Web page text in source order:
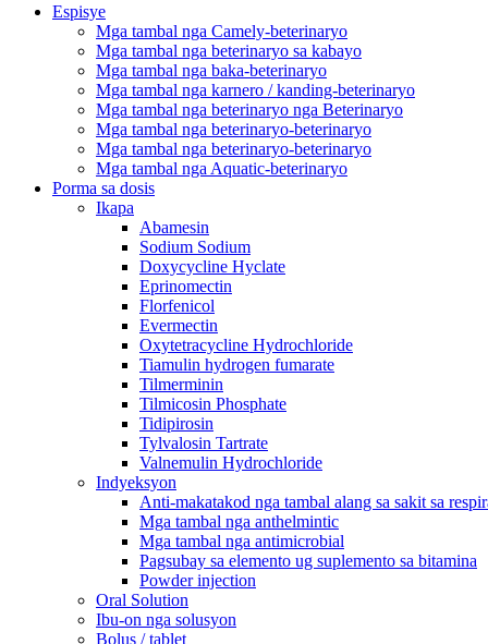
Espisye
Mga tambal nga Camely-beterinaryo
Mga tambal nga beterinaryo sa kabayo
Mga tambal nga baka-beterinaryo
Mga tambal nga karnero / kanding-beterinaryo
Mga tambal nga beterinaryo nga Beterinaryo
Mga tambal nga beterinaryo-beterinaryo
Mga tambal nga beterinaryo-beterinaryo
Mga tambal nga Aquatic-beterinaryo
Porma sa dosis
Ikapa
Abamesin
Sodium Sodium
Doxycycline Hyclate
Eprinomectin
Florfenicol
Evermectin
Oxytetracycline Hydrochloride
Tiamulin hydrogen fumarate
Tilmerminin
Tilmicosin Phosphate
Tidipirosin
Tylvalosin Tartrate
Valnemulin Hydrochloride
Indyeksyon
Anti-makatakod nga tambal alang sa sakit sa
Mga tambal nga anthelmintic
Mga tambal nga antimicrobial
Pagsubay sa elemento ug suplemento sa bitamina
Powder injection
Oral Solution
Ibu-on nga solusyon
Bolus / tablet